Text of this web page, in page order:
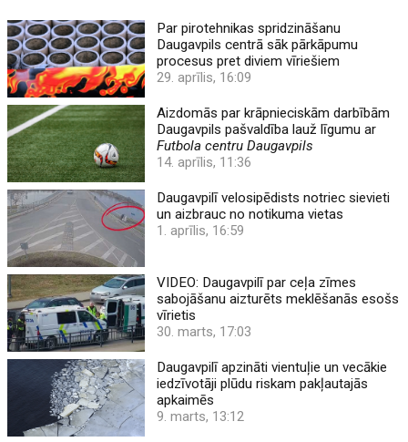
Par pirotehnikas spridzināšanu
Daugavpils centrā sāk pārkāpumu
procesus pret diviem vīriešiem
29. aprīlis, 16:09
Aizdomās par krāpnieciskām darbībām
Daugavpils pašvaldība lauž līgumu ar
Futbola centru Daugavpils
14. aprīlis, 11:36
Daugavpilī velosipēdists notriec sievieti
un aizbrauc no notikuma vietas
1. aprīlis, 16:59
VIDEO: Daugavpilī par ceļa zīmes
sabojāšanu aizturēts meklēšanās esošs
vīrietis
30. marts, 17:03
Daugavpilī apzināti vientuļie un vecākie
iedzīvotāji plūdu riskam pakļautajās
apkaimēs
9. marts, 13:12